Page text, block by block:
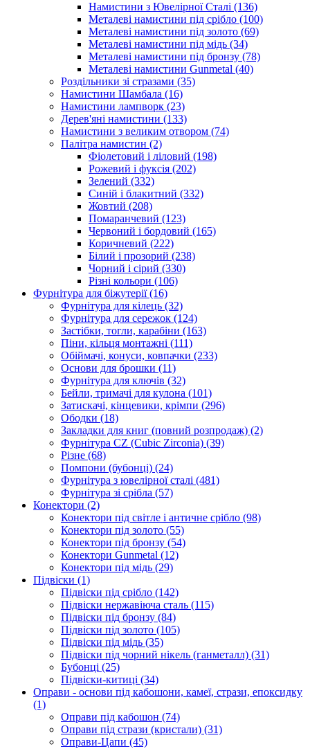
Намистини з Ювелірної Сталі (136)
Металеві намистини під срібло (100)
Металеві намистини під золото (69)
Металеві намистини під мідь (34)
Металеві намистини під бронзу (78)
Металеві намистини Gunmetal (40)
Роздільники зі стразами (35)
Намистини Шамбала (16)
Намистини лампворк (23)
Дерев'яні намистини (133)
Намистини з великим отвором (74)
Палітра намистин (2)
Фіолетовий і ліловий (198)
Рожевий і фуксія (202)
Зелений (332)
Синій і блакитний (332)
Жовтий (208)
Помаранчевий (123)
Червоний і бордовий (165)
Коричневий (222)
Білий і прозорий (238)
Чорний і сірий (330)
Різні кольори (106)
Фурнітура для біжутерії(16)
Фурнітура для кілець (32)
Фурнітура для сережок (124)
Застібки, тогли, карабіни (163)
Піни, кільця монтажні (111)
Обіймачі, конуси, ковпачки (233)
Основи для брошки (11)
Фурнітура для ключів (32)
Бейли, тримачі для кулона (101)
Затискачі, кінцевики, крімпи (296)
Ободки (18)
Закладки для книг (повний розпродаж) (2)
Фурнітура CZ (Cubic Zirconia) (39)
Різне (68)
Помпони (бубонці) (24)
Фурнітура з ювелірної сталі (481)
Фурнітура зі срібла (57)
Конектори (2)
Конектори під світле і античне срібло (98)
Конектори під золото (55)
Конектори під бронзу (54)
Конектори Gunmetal (12)
Конектори під мідь (29)
Підвіски (1)
Підвіски під срібло (142)
Підвіски нержавіюча сталь (115)
Підвіски під бронзу (84)
Підвіски під золото (105)
Підвіски під мідь (35)
Підвіски під чорний нікель (ганметалл) (31)
Бубонці (25)
Підвіски-китиці (34)
Оправи - основи під кабошони, камеї, стрази, епоксидку
(1)
Оправи під кабошон (74)
Оправи під стрази (кристали) (31)
Оправи-Цапи (45)